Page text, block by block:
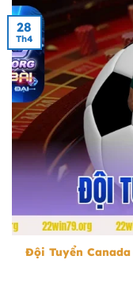
Đội Tuyển Canada
Đội Tuyển
28
Th4